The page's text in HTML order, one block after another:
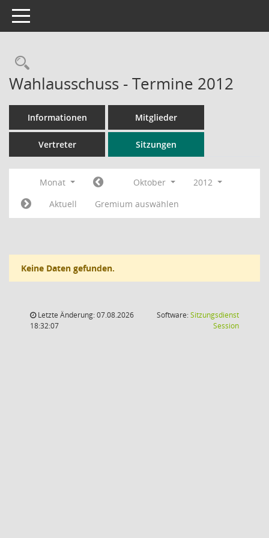
Toggle navigation
Rechercheauswahl
Wahlausschuss - Termine 2012
Informationen Mitglieder
Vertreter Sitzungen
Monat Oktober
2012
Aktuell
Gremium auswählen
Keine Daten gefunden.
Letzte Änderung: 07.08.2026
18:32:07
Software:Sitzungsdienst
Session(Wird in